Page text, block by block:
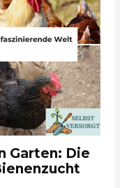
Garten: Die